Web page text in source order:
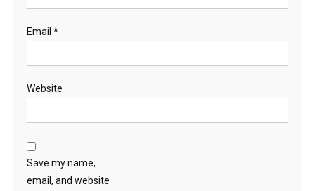
Email *
Website
Save my name,
email, and website